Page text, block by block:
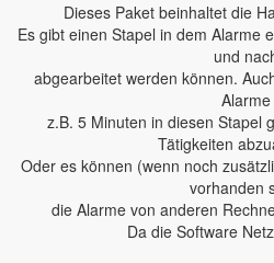
Dieses Paket beinhaltet die
Es gibt einen Stapel in dem Alarme
und
abgearbeitet werden können.
Alarme
z.B. 5 Minuten in diesen Stapel
Tätigkeiten
Oder es können (wenn noch
vorhanden
die Alarme von anderen
Da die Software